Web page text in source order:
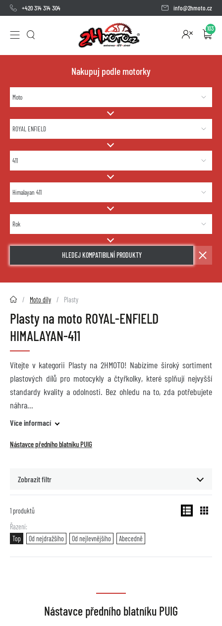
+420 314 314 304 info@2hmoto.cz
103
Nakupuj podle motorky
HLEDEJ KOMPATIBILNÍ PRODUKTY
2HMOTO.cz Moto díly Plasty
Plasty na moto ROYAL-ENFIELD
HIMALAYAN-411
Vítejte v kategorii Plasty na 2HMOTO! Nabízíme široký sortiment
plastových dílů pro motocykly a čtyřkolky, které splňují nejvyšší
standardy kvality a odolnosti. Bez ohledu na to, zda potřebujete
náhra
Více informací
Nástavce předního blatníku PUIG
Zobrazit filtr
1 produktů
Řazení
Top
Od nejdražšího Od nejlevnějšího Abecedně
Nástavce předního blatníku PUIG